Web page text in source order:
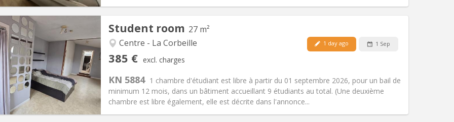
Student room 27 m²
Centre - La Corbeille
385 € excl. charges
1 day ago 1 Sep
KN 5884 1 chambre d'étudiant est libre à partir du 01 septembre 2026, pour un bail de
minimum 12 mois, dans un bâtiment accueillant 9 étudiants au total. (Une deuxième
chambre est libre également, elle est décrite dans l'annonce...
Info
€
80 €
12 months
No
Arrangement
Bathroom: Private bathroom
Surface:27 m2
Other
Atmosphere:Warm, studious,
Non-smoking